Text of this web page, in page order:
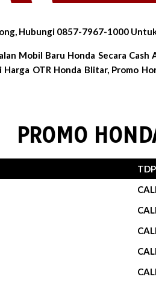
Hubungi 0857-7967-1000
Mobil Baru Honda Secara
OTR Honda Blitar, Promo
PROMO